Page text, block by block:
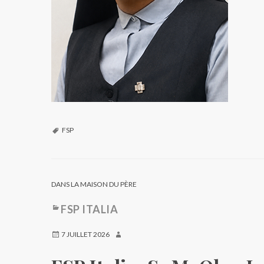
FSP
DANS LA MAISON DU PÈRE
FSP ITALIA
7 JUILLET 2026